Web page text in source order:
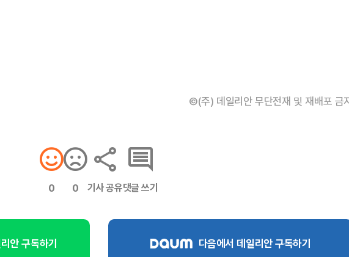
©(주) 데일리안 무단전재 및 재배포 금
0 0 기사 공유댓글 쓰기
안 구독하기 다음에서 데일리안 구독하기